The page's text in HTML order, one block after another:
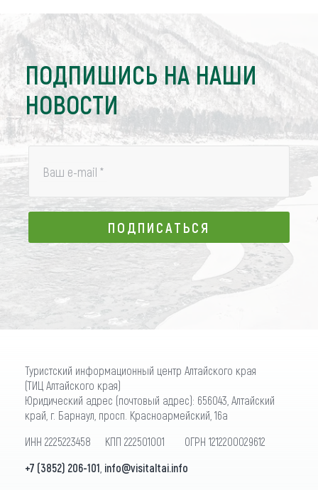
ПОДПИШИСЬ НА НАШИ
НОВОСТИ
Ваш e-mail *
ПОДПИСАТЬСЯ
ПОДПИСАТЬСЯ
Туристский информационный центр Алтайского края
(ТИЦ Алтайского края)
Юридический адрес (почтовый адрес): 656043, Алтайский
край, г. Барнаул, просп. Красноармейский, 16а
ИНН 2225223458 КПП 222501001 ОГРН 1212200029612
+7 (3852) 206-101 info@visitaltai.info